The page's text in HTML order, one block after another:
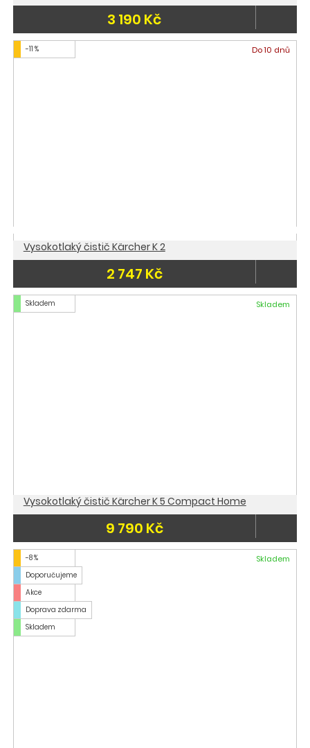
3 190 Kč
-11 % Do 10 dnů
Vysokotlaký čistič Kärcher K 2
2 747 Kč
Skladem Skladem
Vysokotlaký čistič Kärcher K 5 Compact Home
9 790 Kč
-8 %
Doporučujeme
Akce
Doprava zdarma
Skladem
Skladem